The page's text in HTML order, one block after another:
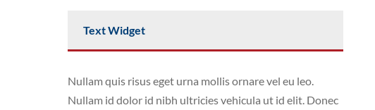
Text Widget
Nullam quis risus eget urna mollis ornare vel eu leo.
Nullam id dolor id nibh ultricies vehicula ut id elit. Donec